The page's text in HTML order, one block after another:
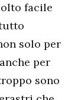
facile
solo per
per
sono